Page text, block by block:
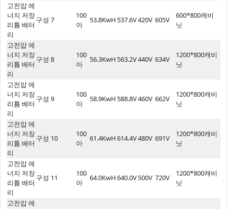
고전압 에
너지 저장
리튬 배터
리
구성 7
100
아
53.8KwH 537.6V420V 605V
600*800캐비
닛
고전압 에
너지 저장
리튬 배터
리
구성 8
100
아
56.3KwH 563.2V440V 634V
1200*800캐비
닛
고전압 에
너지 저장
리튬 배터
리
구성 9
100
아
58.9KwH 588.8V460V 662V
1200*800캐비
닛
고전압 에
너지 저장
리튬 배터
리
구성 10
100
아
61.4KwH614.4V480V 691V
1200*800캐비
닛
고전압 에
너지 저장
리튬 배터
리
구성 11
100
아
64.0KwH640.0V500V 720V
1200*800캐비
닛
고전압 에